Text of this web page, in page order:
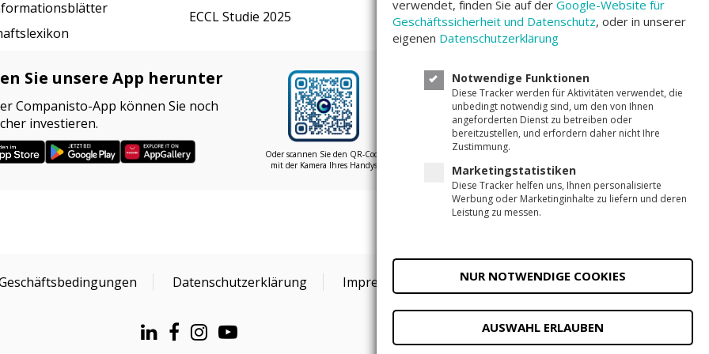
ECCL Studie 2025
Sie unsere App herunter
Companisto-App können Sie noch
investieren.
Oder scannen Sie den QR-Code
mit der Kamera Ihres Handys
Unser Bewertungsscore4,4/5
Datenschutzerklärung Impressum Datenschutzeinstellungen
verwendet, finden Sie auf der Google-Website für
Geschäftssicherheit und Datenschutz, oder in unserer
eigenen Datenschutzerklärung
Notwendige Funktionen
Diese Tracker werden für Aktivitäten verwendet, die
unbedingt notwendig sind, um den von Ihnen
angeforderten Dienst zu betreiben oder
bereitzustellen, und erfordern daher nicht Ihre
Zustimmung.
Marketingstatistiken
Diese Tracker helfen uns, Ihnen personalisierte
Werbung oder Marketinginhalte zu liefern und deren
Leistung zu messen.
NUR NOTWENDIGE COOKIES
AUSWAHL ERLAUBEN